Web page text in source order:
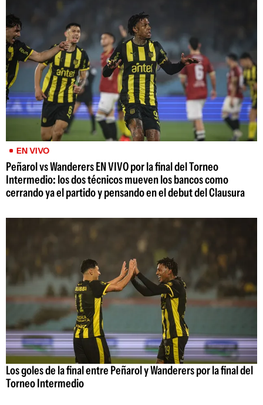
EN VIVO
Peñarol vs Wanderers EN VIVO por la final del Torneo
Intermedio: los dos técnicos mueven los bancos como
cerrando ya el partido y pensando en el debut del Clausura
Los goles de la final entre Peñarol y Wanderers por la final del
Torneo Intermedio